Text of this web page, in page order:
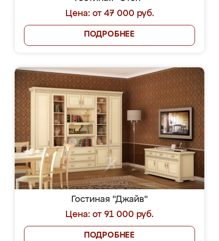
Цена: от 47 000 руб.
ПОДРОБНЕЕ
Гостиная "Джайв"
Цена: от 91 000 руб.
ПОДРОБНЕЕ